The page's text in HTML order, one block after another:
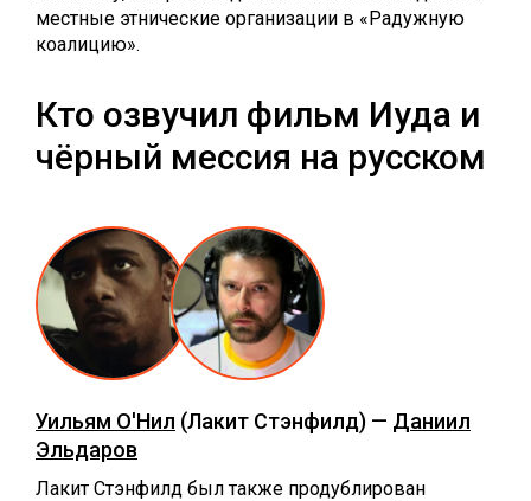
местные этнические организации в «Радужную
коалицию».
Кто озвучил фильм Иуда и
чёрный мессия на русском
Уильям О'Нил (Лакит Стэнфилд) — Даниил
Эльдаров
Лакит Стэнфилд был также продублирован